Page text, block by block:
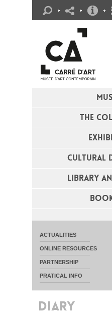
THE
CULTURAL
LIBRARY
ACTUALITIES
ONLINE RESOURCES
PARTNERSHIP
PRATICAL INFO
DIARY